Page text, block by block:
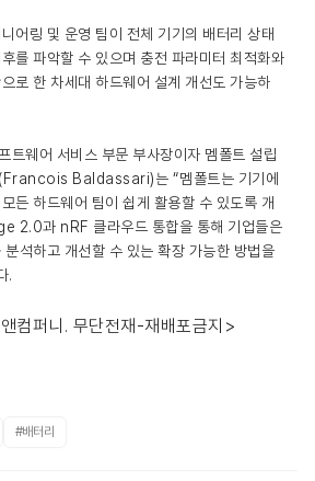
어링 및 운영 팀이 전체 기기의 배터리 상태
를 파악할 수 있으며 충전 파라미터 최적화와
로 한 차세대 하드웨어 설계 개선도 가능하
트웨어 서비스 부문 부사장이자 멤폴트 설립
(Francois Baldassari)는 “멤폴트는 기기에
든 하드웨어 팀이 쉽게 활용할 수 있도록 개
2.0과 nRF 클라우드 통합을 통해 기업들은
석하고 개선할 수 있는 확장 가능한 방법을
.
컴퍼니. 무단전재-재배포금지>
#배터리